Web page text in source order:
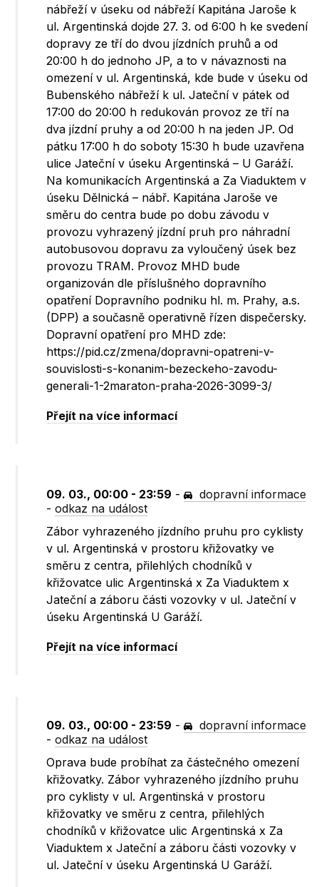
nábřeží v úseku od nábřeží Kapitána Jaroše k
ul. Argentinská dojde 27. 3. od 6:00 h ke svedení
dopravy ze tří do dvou jízdních pruhů a od
20:00 h do jednoho JP, a to v návaznosti na
omezení v ul. Argentinská, kde bude v úseku od
Bubenského nábřeží k ul. Jateční v pátek od
17:00 do 20:00 h redukován provoz ze tří na
dva jízdní pruhy a od 20:00 h na jeden JP. Od
pátku 17:00 h do soboty 15:30 h bude uzavřena
ulice Jateční v úseku Argentinská – U Garáží.
Na komunikacích Argentinská a Za Viaduktem v
úseku Dělnická – nábř. Kapitána Jaroše ve
směru do centra bude po dobu závodu v
provozu vyhrazený jízdní pruh pro náhradní
autobusovou dopravu za vyloučený úsek bez
provozu TRAM. Provoz MHD bude
organizován dle příslušného dopravního
opatření Dopravního podniku hl. m. Prahy, a.s.
(DPP) a současně operativně řízen dispečersky.
Dopravní opatření pro MHD zde:
https://pid.cz/zmena/dopravni-opatreni-v-
souvislosti-s-konanim-bezeckeho-zavodu-
generali-1-2maraton-praha-2026-3099-3/
Přejít na více informací
09. 03., 00:00 - 23:59 -
dopravní informace
-odkaz na událost
Zábor vyhrazeného jízdního pruhu pro cyklisty
v ul. Argentinská v prostoru křižovatky ve
směru z centra, přilehlých chodníků v
křižovatce ulic Argentinská x Za Viaduktem x
Jateční a záboru části vozovky v ul. Jateční v
úseku Argentinská U Garáží.
Přejít na více informací
09. 03., 00:00 - 23:59 -
dopravní informace
-odkaz na událost
Oprava bude probíhat za částečného omezení
křižovatky. Zábor vyhrazeného jízdního pruhu
pro cyklisty v ul. Argentinská v prostoru
křižovatky ve směru z centra, přilehlých
chodníků v křižovatce ulic Argentinská x Za
Viaduktem x Jateční a záboru části vozovky v
ul. Jateční v úseku Argentinská U Garáží.